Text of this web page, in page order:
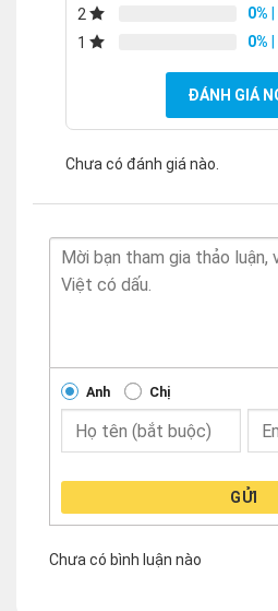
2
0%
1
0%
ĐÁNH GIÁ
Chưa có đánh giá nào.
Anh Chị
GỬI
Chưa có bình luận nào